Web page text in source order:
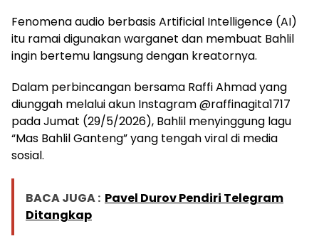
Fenomena audio berbasis Artificial Intelligence (AI)
itu ramai digunakan warganet dan membuat Bahlil
ingin bertemu langsung dengan kreatornya.
Dalam perbincangan bersama Raffi Ahmad yang
diunggah melalui akun Instagram @raffinagita1717
pada Jumat (29/5/2026), Bahlil menyinggung lagu
“Mas Bahlil Ganteng” yang tengah viral di media
sosial.
BACA JUGA : Pavel Durov Pendiri Telegram
Ditangkap